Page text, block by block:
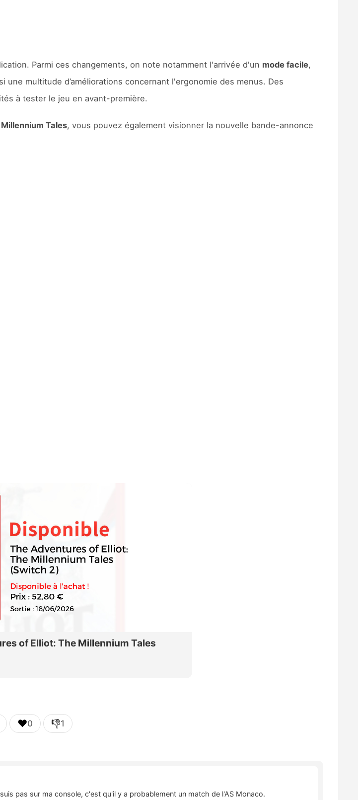
Parmi ces changements, on note notamment l'arrivée d'un mode facile,
multitude d’améliorations concernant l'ergonomie des menus. Des
à tester le jeu en avant-première.
Tales, vous pouvez également visionner la nouvelle bande-annonce
❤️0 👎1
pas sur ma console, c'est qu'il y a probablement un match de l'AS Monaco.